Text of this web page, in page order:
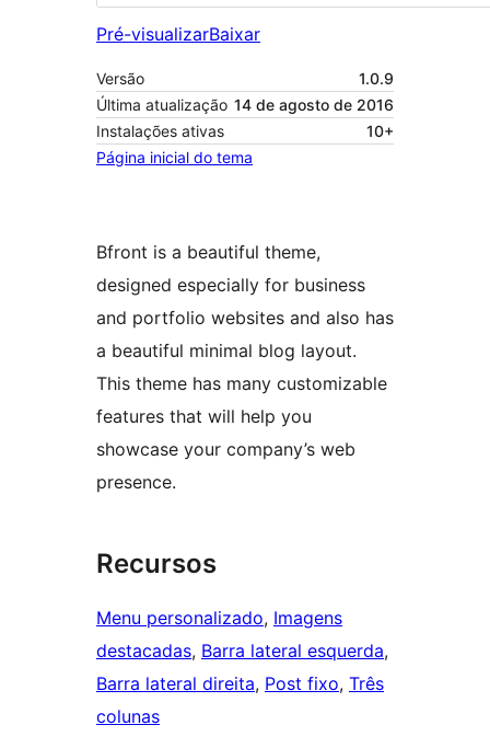
Pré-visualizarBaixar
Versão
1.0.9
Última atualização 14 de agosto de 2016
Instalações ativas
10+
Página inicial do tema
Bfront is a beautiful theme,
designed especially for business
and portfolio websites and also has
a beautiful minimal blog layout.
This theme has many customizable
features that will help you
showcase your company’s web
presence.
Recursos
Menu personalizado, Imagens
destacadas, Barra lateral esquerda
Barra lateral direita, Post fixo, Três
colunas